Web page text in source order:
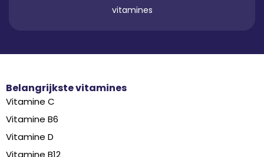
vitamines
Belangrijkste vitamines
Vitamine C
Vitamine B6
Vitamine D
Vitamine B12